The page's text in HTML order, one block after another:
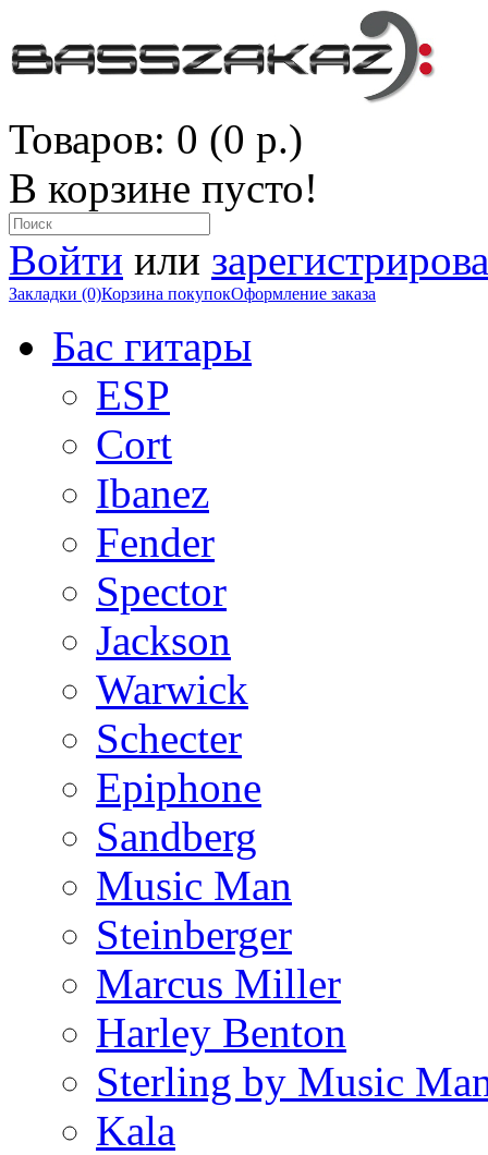
Товаров: 0 (0 р.)
В корзине пусто!
Войти или
Закладки (0)Корзина покупокОформление заказа
Бас гитары
ESP
Cort
Ibanez
Fender
Spector
Jackson
Warwick
Schecter
Epiphone
Sandberg
Music Man
Steinberger
Marcus Miller
Harley Benton
Sterling by Music
Kala